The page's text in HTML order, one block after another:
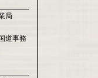
局
道事務